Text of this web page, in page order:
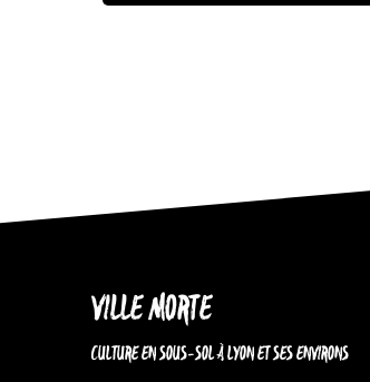
VILLE MORTE
CULTURE EN SOUS-SOL À LYON ET SES ENVIRONS